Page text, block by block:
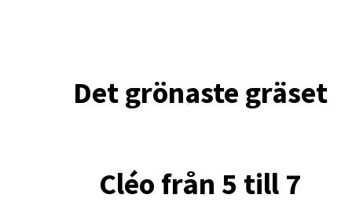
Det grönaste gräset
Cléo från 5 till 7